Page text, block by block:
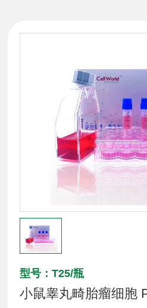
型号：T25/瓶
小鼠睾丸畸胎瘤细胞